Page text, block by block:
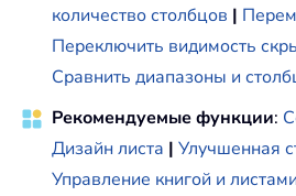
количество столбцов |
Переключить видимость
Сравнить диапазоны и
Рекомендуемые функции:
Дизайн листа | Улучшенная
Управление книгой и листами